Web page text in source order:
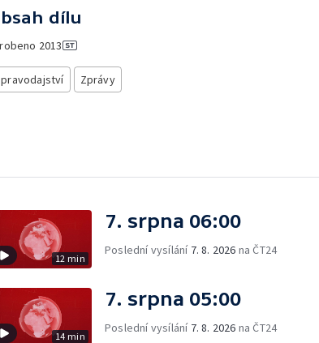
dílu
2013
Zprávy
12 min
7. srpna 06:00
Poslední vysílání 7. 8. 2026 na ČT24
14 min
7. srpna 05:00
Poslední vysílání 7. 8. 2026 na ČT24